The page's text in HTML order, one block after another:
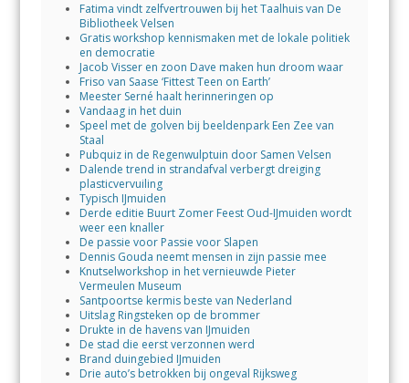
Fatima vindt zelfvertrouwen bij het Taalhuis van De
Bibliotheek Velsen
Gratis workshop kennismaken met de lokale politiek
en democratie
Jacob Visser en zoon Dave maken hun droom waar
Friso van Saase ‘Fittest Teen on Earth’
Meester Serné haalt herinneringen op
Vandaag in het duin
Speel met de golven bij beeldenpark Een Zee van
Staal
Pubquiz in de Regenwulptuin door Samen Velsen
Dalende trend in strandafval verbergt dreiging
plasticvervuiling
Typisch IJmuiden
Derde editie Buurt Zomer Feest Oud-IJmuiden wordt
weer een knaller
De passie voor Passie voor Slapen
Dennis Gouda neemt mensen in zijn passie mee
Knutselworkshop in het vernieuwde Pieter
Vermeulen Museum
Santpoortse kermis beste van Nederland
Uitslag Ringsteken op de brommer
Drukte in de havens van IJmuiden
De stad die eerst verzonnen werd
Brand duingebied IJmuiden
Drie auto’s betrokken bij ongeval Rijksweg